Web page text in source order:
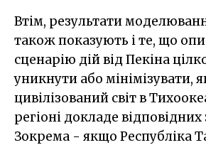
Втім, результати
також показують і те, що
сценарію дій від Пекіна
уникнути або мінімізувати,
цивілізований світ в
регіоні докладе відповідних
Зокрема - якщо Республіка